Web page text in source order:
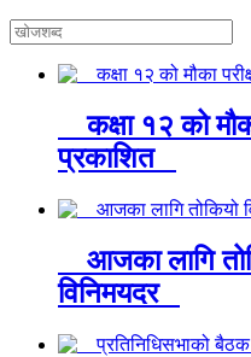
कक्षा १२ को
प्रकाशित
आजका लागि
विनिमयदर